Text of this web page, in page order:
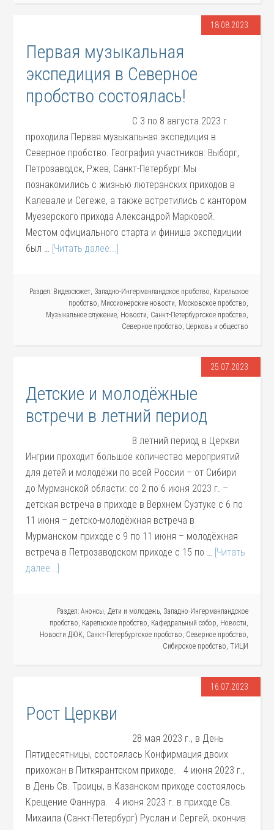
18.08.2023
Первая музыкальная
экспедиция в Северное
пробство состоялась!
C 3 по 8 августа 2023 г.
проходила Первая музыкальная экспедиция в
Северное пробство. География участников: Выборг,
Петрозаводск, Ржев, Санкт-Петербург.Мы
познакомились с жизнью лютеранских приходов в
Калевале и Сегеже, а также встретились с кантором
Муезерского прихода Александрой Марковой.
Местом официального старта и финиша экспедиции
был … [Читать далее...]
Раздел: Видеосюжет, Западно-Ингерманландское пробство, Карельское
пробство, Миссионерские новости, Московское пробство,
Музыкальное служение, Новости, Санкт-Петербургское пробство,
Северное пробство, Церковь и общество
25.07.2023
Детские и молодёжные
встречи в летний период
В летний период в Церкви
Ингрии проходит большое количество мероприятий
для детей и молодёжи по всей России – от Сибири
до Мурманской области: со 2 по 6 июня 2023 г. –
детская встреча в приходе в Верхнем Суэтуке с 6 по
11 июня – детско-молодёжная встреча в
Мурманском приходе с 9 по 11 июня – молодёжная
встреча в Петрозаводском приходе с 15 по … [Читать
далее...]
Раздел: Анонсы, Дети и молодежь, Западно-Ингерманландское
пробство, Карельское пробство, Кафедральный собор, Новости,
Новости ДЮК, Санкт-Петербургское пробство, Северное пробство,
Сибирское пробство, ТИЦИ
16.07.2023
Рост Церкви
28 мая 2023 г., в День
Пятидесятницы, состоялась Конфирмация двоих
прихожан в Питкярантском приходе. 4 июня 2023 г.,
в День Св. Троицы, в Казанском приходе состоялось
Крещение Фаннура. 4 июня 2023 г. в приходе Св.
Михаила (Санкт-Петербург) Руслан и Сергей, окончив